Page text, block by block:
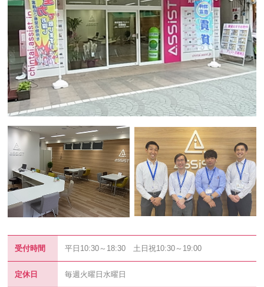
受付時間 平日10:30～18:30 土日祝10:30～19:00
定休日 毎週火曜日水曜日